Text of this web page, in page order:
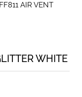
AIR VENT
WHITE